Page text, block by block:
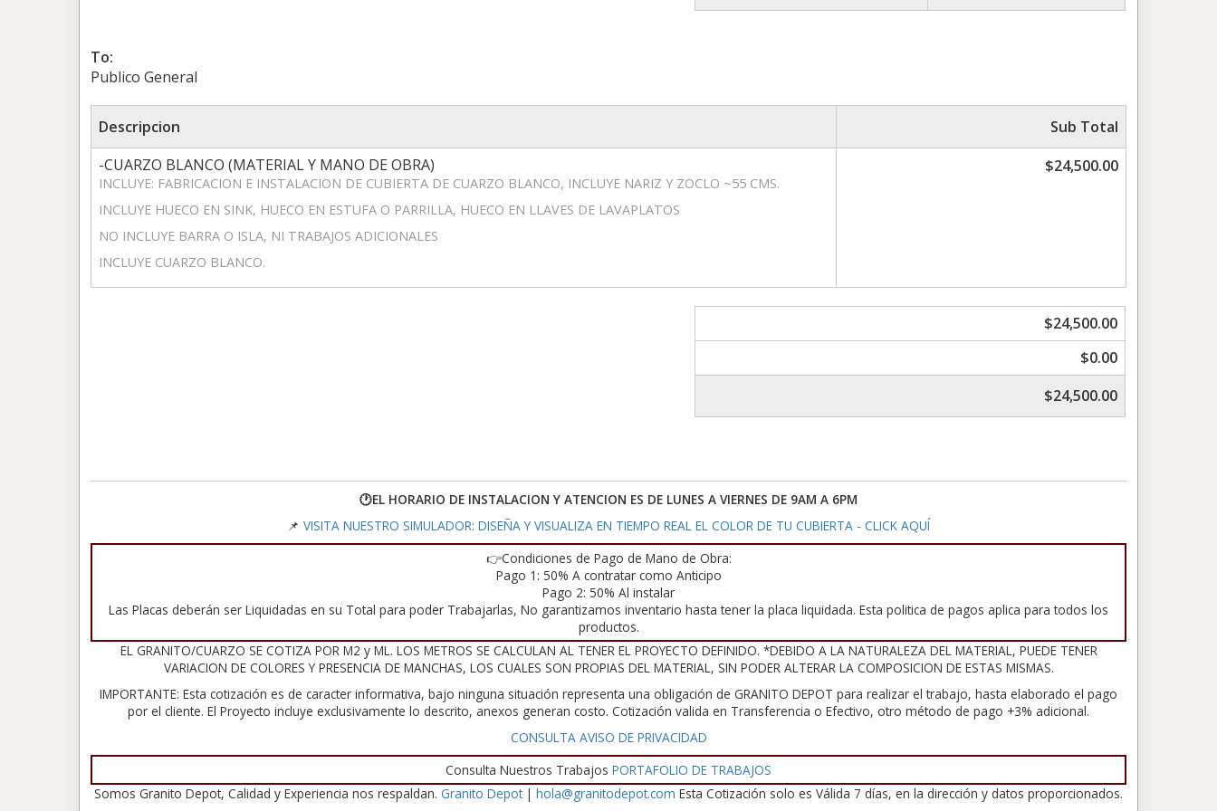
To:
Publico General
Descripcion
Sub Total
-CUARZO BLANCO (MATERIAL Y MANO DE OBRA)
INCLUYE: FABRICACION E INSTALACION DE CUBIERTA DE CUARZO BLANCO, INCLUYE NARIZ Y ZOCLO ~55 CMS.
INCLUYE HUECO EN SINK, HUECO EN ESTUFA O PARRILLA, HUECO EN LLAVES DE LAVAPLATOS
NO INCLUYE BARRA O ISLA, NI TRABAJOS ADICIONALES
INCLUYE CUARZO BLANCO.
$24,500.00
$24,500.00
$0.00
$24,500.00
🕐EL HORARIO DE INSTALACION Y ATENCION ES DE LUNES A VIERNES DE 9AM A 6PM
📌 VISITA NUESTRO SIMULADOR: DISEÑA Y VISUALIZA EN TIEMPO REAL EL COLOR DE TU CUBIERTA - CLICK AQUÍ
👉Condiciones de Pago de Mano de Obra:
Pago 1: 50% A contratar como Anticipo
Pago 2: 50% Al instalar
Las Placas deberán ser Liquidadas en su Total para poder Trabajarlas, No garantizamos inventario hasta tener la placa liquidada. Esta politica de pagos aplica para todos los
productos.
EL GRANITO/CUARZO SE COTIZA POR M2 y ML. LOS METROS SE CALCULAN AL TENER EL PROYECTO DEFINIDO. *DEBIDO A LA NATURALEZA DEL MATERIAL, PUEDE TENER
VARIACION DE COLORES Y PRESENCIA DE MANCHAS, LOS CUALES SON PROPIAS DEL MATERIAL, SIN PODER ALTERAR LA COMPOSICION DE ESTAS MISMAS.
IMPORTANTE: Esta cotización es de caracter informativa, bajo ninguna situación representa una obligación de GRANITO DEPOT para realizar el trabajo, hasta elaborado el pago
por el cliente. El Proyecto incluye exclusivamente lo descrito, anexos generan costo. Cotización valida en Transferencia o Efectivo, otro método de pago +3% adicional.
CONSULTA AVISO DE PRIVACIDAD
Consulta Nuestros Trabajos PORTAFOLIO DE TRABAJOS
Somos Granito Depot, Calidad y Experiencia nos respaldan. Granito Depot| hola@granitodepot.com Esta Cotización solo es Válida 7 días, en la dirección y datos proporcionados.